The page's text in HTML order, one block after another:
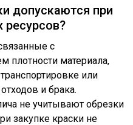
допускаются при
ресурсов?
с
плотности материала,
или
и брака.
не учитывают обрезки
закупке краски не